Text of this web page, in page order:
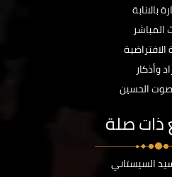
بالانابة
المباشر
الافتراضية
وأذكار
الحسين
ذات صلة
السيستاني